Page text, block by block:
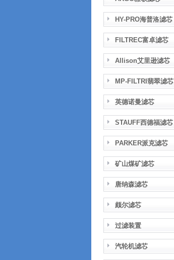
HY-PRO海普洛滤芯
FILTREC富卓滤芯
Allison艾里逊滤芯
MP-FILTRI翡翠滤芯
英德诺曼滤芯
STAUFF西德福滤芯
PARKER派克滤芯
矿山煤矿滤芯
唐纳森滤芯
颇尔滤芯
过滤装置
汽轮机滤芯